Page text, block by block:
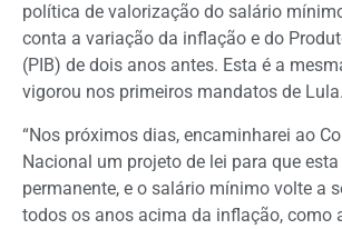
política de valorização do salário
conta a variação da inflação e do
(PIB) de dois anos antes. Esta é a
vigorou nos primeiros mandatos de Lula.
“Nos próximos dias, encaminharei ao
Nacional um projeto de lei para que
permanente, e o salário mínimo volte a
todos os anos acima da inflação, como